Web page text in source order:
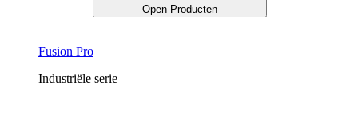
Open Producten
Fusion Pro
Industriële serie